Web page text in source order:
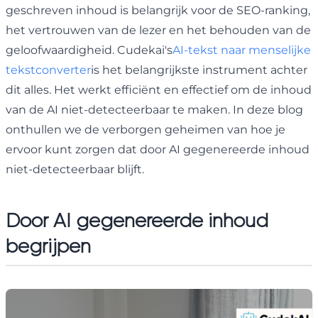
geschreven inhoud is belangrijk voor de SEO-ranking,
het vertrouwen van de lezer en het behouden van de
geloofwaardigheid. Cudekai'sAI-tekst naar menselijke
tekstconverteris het belangrijkste instrument achter
dit alles. Het werkt efficiënt en effectief om de inhoud
van de AI niet-detecteerbaar te maken. In deze blog
onthullen we de verborgen geheimen van hoe je
ervoor kunt zorgen dat door AI gegenereerde inhoud
niet-detecteerbaar blijft.
Door AI gegenereerde inhoud
begrijpen